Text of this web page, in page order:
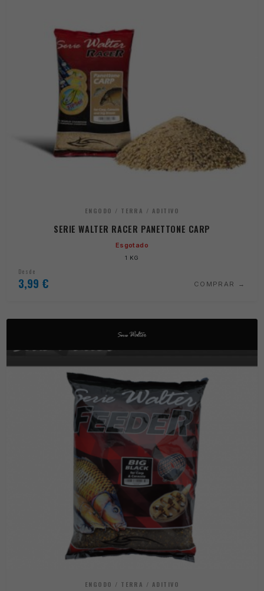
ENGODO / TERRA / ADITIVO
SERIE WALTER RACER PANETTONE CARP
Esgotado
1 KG
Desde
3,99 € COMPRAR
ENGODO / TERRA / ADITIVO